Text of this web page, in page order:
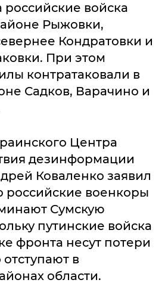
российские войска
Рыжовки,
Кондратовки и
При этом
контратаковали в
Садков, Варачино и
Центра
дезинформации
Коваленко заявил
российские военкоры
Сумскую
путинские войска
фронта несут потери
в
области.